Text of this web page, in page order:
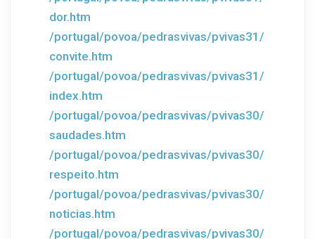
dor.htm
/portugal/povoa/pedrasvivas/pvivas31/
convite.htm
/portugal/povoa/pedrasvivas/pvivas31/
index.htm
/portugal/povoa/pedrasvivas/pvivas30/
saudades.htm
/portugal/povoa/pedrasvivas/pvivas30/
respeito.htm
/portugal/povoa/pedrasvivas/pvivas30/
noticias.htm
/portugal/povoa/pedrasvivas/pvivas30/